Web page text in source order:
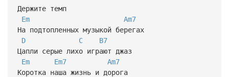
Держите темп
Em
Am7
На подтопленных музыкой берегах
D
C
B7
Цапли серые лихо играют джаз
Em
Em7
Am7
Коротка наша жизнь и дорога